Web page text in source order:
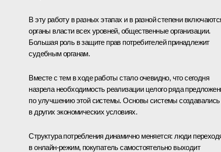
В эту работу в разных этапах и в разной степени
органы власти всех уровней, общественные организации.
Большая роль в защите прав потребителей принадлежит
судебным органам.
Вместе с тем в ходе работы стало очевидно, что сегодня
назрела необходимость реализации целого ряда
по улучшению этой системы. Основы системы создавались
в других экономических условиях.
Структура потребления динамично меняется: люди
в онлайн-режим, покупатель самостоятельно выходит